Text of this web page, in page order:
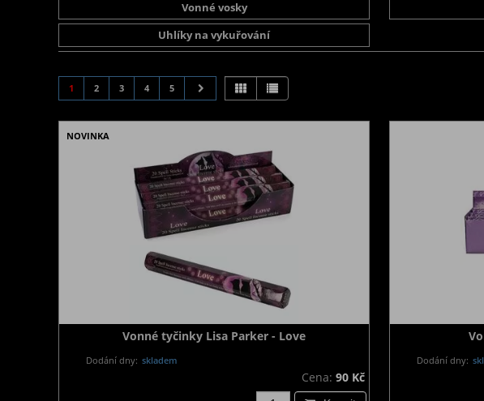
Vonné vosky
Uhlíky na vykuřování
1 2 3 4 5
NOVINKA
Vonné tyčinky Lisa Parker - Love
Dodání dny: skladem
Cena: 90 Kč
Dodání dny: